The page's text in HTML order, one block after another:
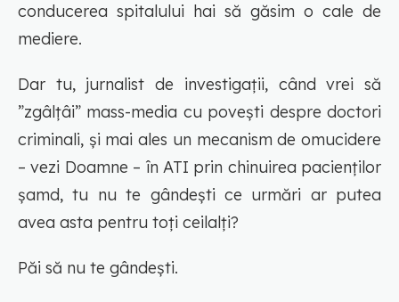
conducerea spitalului hai să găsim o cale de
mediere.
Dar tu, jurnalist de investigații, când vrei să
”zgâlțâi” mass-media cu povești despre doctori
criminali, și mai ales un mecanism de omucidere
– vezi Doamne – în ATI prin chinuirea pacienților
șamd, tu nu te gândești ce urmări ar putea
avea asta pentru toți ceilalți?
Păi să nu te gândești.